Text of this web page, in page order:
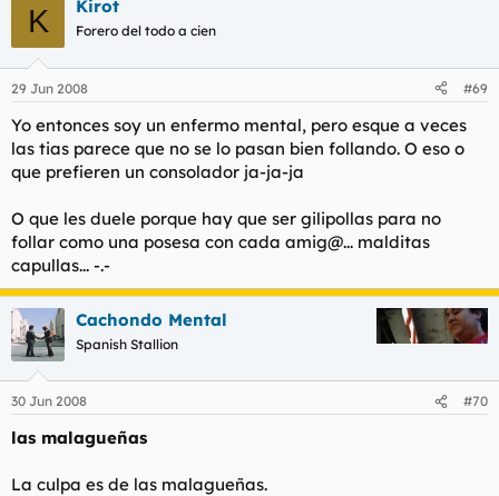
Dijo:
En mi pueblo te hubieran llamado maricon.
K Kirot
Forero del todo a cien
29 Jun 2008 #69
Yo entonces soy un enfermo mental, pero esque a veces
las tias parece que no se lo pasan bien follando. O eso o
que prefieren un consolador ja-ja-ja
O que les duele porque hay que ser gilipollas para no
follar como una posesa con cada amig@... malditas
capullas... -.-
Cachondo Mental
Spanish Stallion
30 Jun 2008 #70
las malagueñas
La culpa es de las malagueñas.